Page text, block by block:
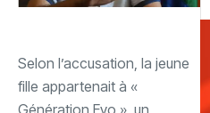
‎Selon l’accusation, la jeune
fille appartenait à «
Génération Evo », un